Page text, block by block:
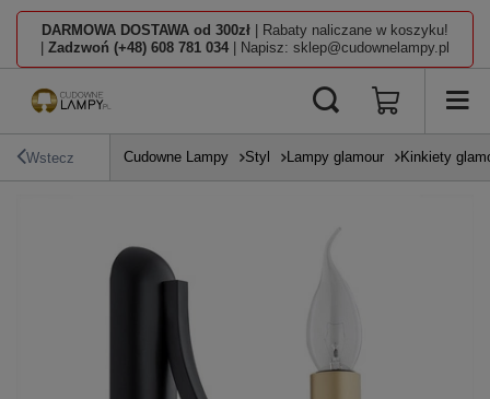
DARMOWA DOSTAWA od 300zł | Rabaty naliczane w koszyku!
Zadzwoń (+48) 608 781 034 | Napisz: sklep@cudownelampy.pl
Wstecz Cudowne Lampy Styl Lampy glamour Kinkiety